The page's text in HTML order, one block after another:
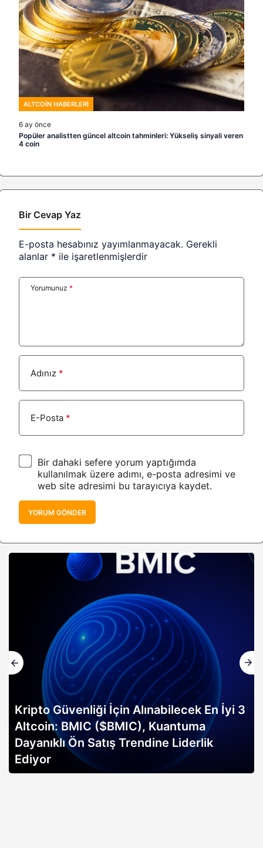
ALTCOIN HABERLERI
6 ay önce
Popüler analistten güncel altcoin tahminleri: Yükseliş sinyali veren
4 coin
Bir Cevap Yaz
E-posta hesabınız yayımlanmayacak. Gerekli
alanlar * ile işaretlenmişlerdir
Yorumunuz *
Adınız *
E-Posta *
Bir dahaki sefere yorum yaptığımda
kullanılmak üzere adımı, e-posta adresimi ve
web site adresimi bu tarayıcıya kaydet.
YORUM GÖNDER
Kripto Güvenliği İçin Alınabilecek En İyi 3
Altcoin: BMIC ($BMIC), Kuantuma
Dayanıklı Ön Satış Trendine Liderlik
Ediyor